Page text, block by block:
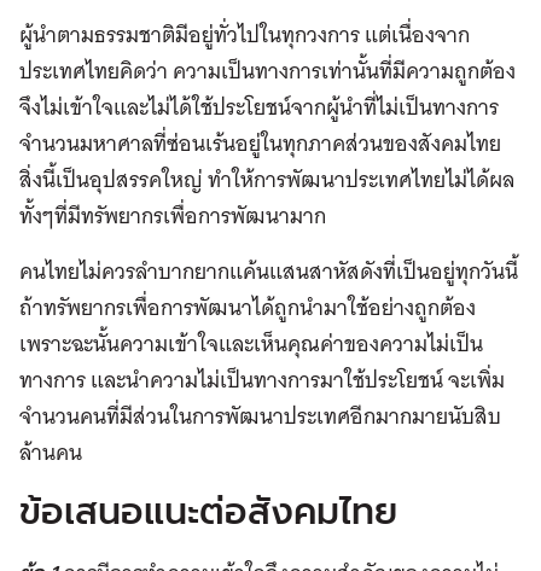
ผู้นำตามธรรมชาติมีอยู่ทั่วไปในทุกวงการ แต่เนื่องจาก
ประเทศไทยคิดว่า ความเป็นทางการเท่านั้นที่มีความถูกต้อง
จึงไม่เข้าใจและไม่ได้ใช้ประโยชน์จากผู้นำที่ไม่เป็นทางการ
จำนวนมหาศาลที่ซ่อนเร้นอยู่ในทุกภาคส่วนของสังคมไทย
สิ่งนี้เป็นอุปสรรคใหญ่ ทำให้การพัฒนาประเทศไทยไม่ได้ผล
ทั้งๆที่มีทรัพยากรเพื่อการพัฒนามาก
คนไทยไม่ควรลำบากยากแค้นแสนสาหัสดังที่เป็นอยู่ทุกวันนี้
ถ้าทรัพยากรเพื่อการพัฒนาได้ถูกนำมาใช้อย่างถูกต้อง
เพราะฉะนั้นความเข้าใจและเห็นคุณค่าของความไม่เป็น
ทางการ และนำความไม่เป็นทางการมาใช้ประโยชน์ จะเพิ่ม
จำนวนคนที่มีส่วนในการพัฒนาประเทศอีกมากมายนับสิบ
ล้านคน
ข้อเสนอแนะต่อสังคมไทย